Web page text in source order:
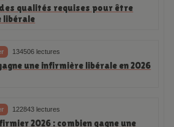
qualités requises pour être
libérale
134506 lectures
une infirmière libérale en 2026
122843 lectures
2026 : combien gagne une